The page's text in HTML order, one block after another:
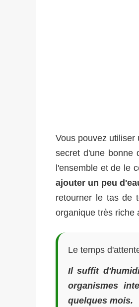
Vous pouvez utiliser
secret d'une bonne
l'ensemble et de le
ajouter un peu
retourner le tas de
organique très riche
Le temps
Il suffit
organismes
quelques mois.